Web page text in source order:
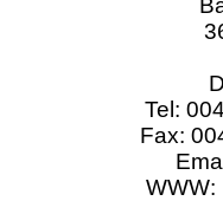
Tel:
Fax:
WWW: